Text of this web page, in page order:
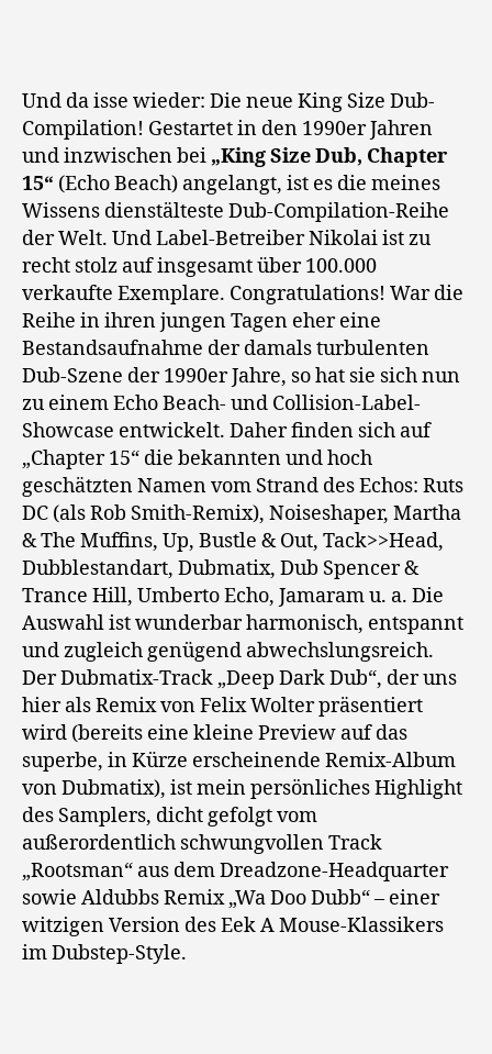
Und da isse wieder: Die neue King Size Dub-
Compilation! Gestartet in den 1990er Jahren
und inzwischen bei „King Size Dub, Chapter
15“ (Echo Beach) angelangt, ist es die meines
Wissens dienstälteste Dub-Compilation-Reihe
der Welt. Und Label-Betreiber Nikolai ist zu
recht stolz auf insgesamt über 100.000
verkaufte Exemplare. Congratulations! War die
Reihe in ihren jungen Tagen eher eine
Bestandsaufnahme der damals turbulenten
Dub-Szene der 1990er Jahre, so hat sie sich nun
zu einem Echo Beach- und Collision-Label-
Showcase entwickelt. Daher finden sich auf
„Chapter 15“ die bekannten und hoch
geschätzten Namen vom Strand des Echos: Ruts
DC (als Rob Smith-Remix), Noiseshaper, Martha
& The Muffins, Up, Bustle & Out, Tack>>Head,
Dubblestandart, Dubmatix, Dub Spencer &
Trance Hill, Umberto Echo, Jamaram u. a. Die
Auswahl ist wunderbar harmonisch, entspannt
und zugleich genügend abwechslungsreich.
Der Dubmatix-Track „Deep Dark Dub“, der uns
hier als Remix von Felix Wolter präsentiert
wird (bereits eine kleine Preview auf das
superbe, in Kürze erscheinende Remix-Album
von Dubmatix), ist mein persönliches Highlight
des Samplers, dicht gefolgt vom
außerordentlich schwungvollen Track
„Rootsman“ aus dem Dreadzone-Headquarter
sowie Aldubbs Remix „Wa Doo Dubb“ – einer
witzigen Version des Eek A Mouse-Klassikers
im Dubstep-Style.